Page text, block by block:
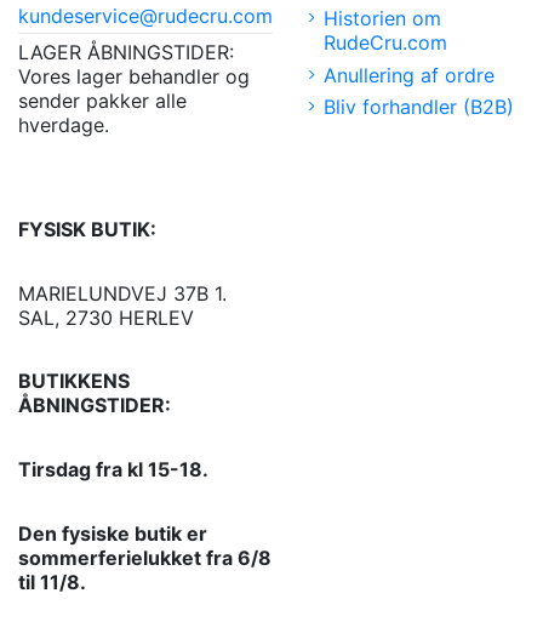
kundeservice@rudecru.com
LAGER ÅBNINGSTIDER:
Vores lager behandler og
sender pakker alle
hverdage.
FYSISK BUTIK:
MARIELUNDVEJ 37B 1.
SAL, 2730 HERLEV
BUTIKKENS
ÅBNINGSTIDER:
Tirsdag fra kl 15-18.
Den fysiske butik er
sommerferielukket fra 6/8
til 11/8.
Historien om
RudeCru.com
Anullering af ordre
Bliv forhandler (B2B)